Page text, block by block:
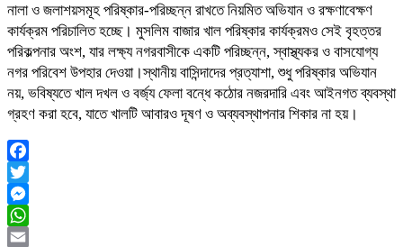
নালা ও জলাশয়সমূহ পরিষ্কার-পরিচ্ছন্ন রাখতে নিয়মিত অভিযান ও রক্ষণাবেক্ষণ
কার্যক্রম পরিচালিত হচ্ছে। মুসলিম বাজার খাল পরিষ্কার কার্যক্রমও সেই বৃহত্তর
পরিকল্পনার অংশ, যার লক্ষ্য নগরবাসীকে একটি পরিচ্ছন্ন, স্বাস্থ্যকর ও বাসযোগ্য
নগর পরিবেশ উপহার দেওয়া।স্থানীয় বাসিন্দাদের প্রত্যাশা, শুধু পরিষ্কার অভিযান
নয়, ভবিষ্যতে খাল দখল ও বর্জ্য ফেলা বন্ধে কঠোর নজরদারি এবং আইনগত ব্যবস্থা
গ্রহণ করা হবে, যাতে খালটি আবারও দূষণ ও অব্যবস্থাপনার শিকার না হয়।
Facebook
Twitter
Messenger
WhatsApp